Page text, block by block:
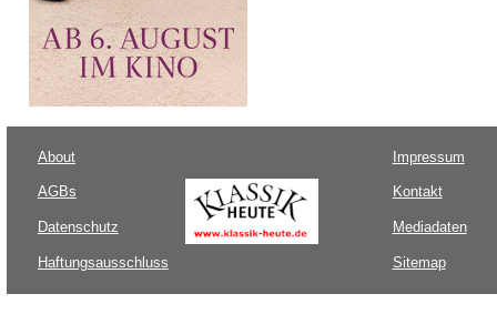
About
AGBs
Datenschutz
Haftungsausschluss
Impressum
Kontakt
Mediadaten
Sitemap